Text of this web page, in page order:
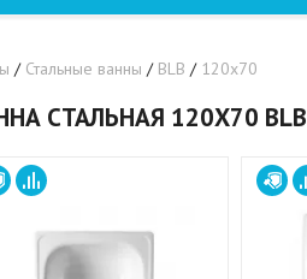
/ Стальные ванны / BLB / 120х70
СТАЛЬНАЯ 120Х70 BLB